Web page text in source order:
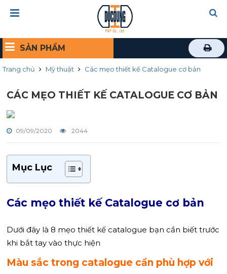
SẢN PHẨM
Trang chủ Mỹ thuật Các mẹo thiết kế Catalogue cơ bản
CÁC MẸO THIẾT KẾ CATALOGUE CƠ BẢN
09/09/2020 2044
Mục Lục
Các mẹo thiết kế Catalogue cơ bản
Dưới đây là 8 mẹo thiết kế catalogue bạn cần biết trước
khi bắt tay vào thực hiện
Màu sắc trong catalogue cần phù hợp với